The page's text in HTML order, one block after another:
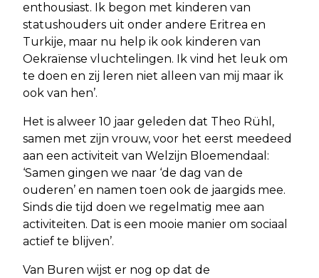
enthousiast. Ik begon met kinderen van
statushouders uit onder andere Eritrea en
Turkije, maar nu help ik ook kinderen van
Oekraïense vluchtelingen. Ik vind het leuk om
te doen en zij leren niet alleen van mij maar ik
ook van hen’.
Het is alweer 10 jaar geleden dat Theo Rühl,
samen met zijn vrouw, voor het eerst meedeed
aan een activiteit van Welzijn Bloemendaal:
‘Samen gingen we naar ‘de dag van de
ouderen’ en namen toen ook de jaargids mee.
Sinds die tijd doen we regelmatig mee aan
activiteiten. Dat is een mooie manier om sociaal
actief te blijven’.
Van Buren wijst er nog op dat de